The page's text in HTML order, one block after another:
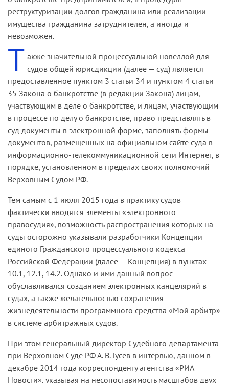
реструктуризации долгов гражданина или реализации
имущества гражданина затруднителен, а иногда и
невозможен.
Т акже значительной процессуальной новеллой для
судов общей юрисдикции (далее — суд) является
предоставленное пунктом 3 статьи 34 и пунктом 4 статьи
35 Закона о банкротстве (в редакции Закона) лицам,
участвующим в деле о банкротстве, и лицам, участвующим
в процессе по делу о банкротстве, право представлять в
суд документы в электронной форме, заполнять формы
документов, размещенных на официальном сайте суда в
информационно-телекоммуникационной сети Интернет, в
порядке, установленном в пределах своих полномочий
Верховным Судом РФ.
Тем самым с 1 июля 2015 года в практику судов
фактически вводятся элементы «электронного
правосудия», возможность распространения которых на
суды осторожно указывали разработчики Концепции
единого Гражданского процессуального кодекса
Российской Федерации (далее — Концепция) в пунктах
10.1, 12.1, 14.2. Однако и ими данный вопрос
обуславливался созданием электронных канцелярий в
судах, а также желательностью сохранения
жизнедеятельности программного средства «Мой арбитр»
в системе арбитражных судов.
При этом генеральный директор Судебного департамента
при Верховном Суде РФ А. В. Гусев в интервью, данном в
декабре 2014 года корреспонденту агентства «РИА
Новости», указывая на несопоставимость масштабов двух